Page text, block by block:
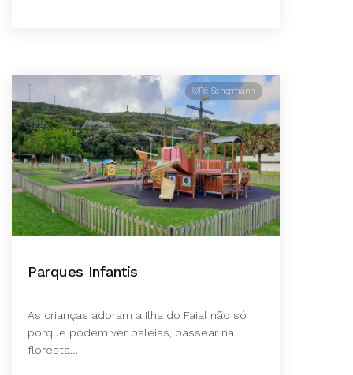
©Rê Schermann
Parques Infantis
As crianças adoram a Ilha do Faial não só
porque podem ver baleias, passear na
floresta…